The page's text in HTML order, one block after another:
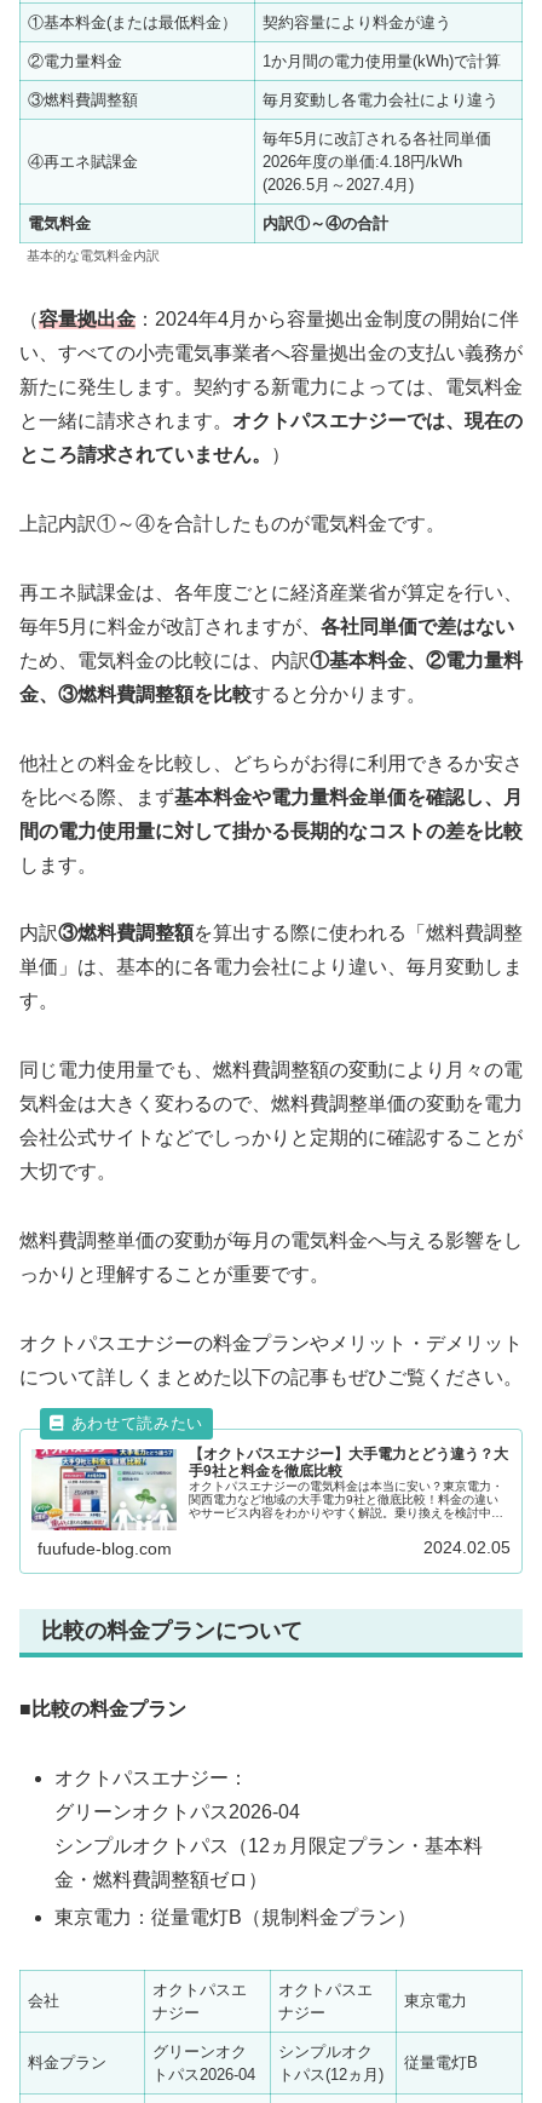
①基本料金(または最低料金） 契約容量により料金が違う
②電力量料金 1か月間の電力使用量(kWh)で計算
③燃料費調整額 毎月変動し各電力会社により違う
④再エネ賦課金
毎年5月に改訂される各社同単価
2026年度の単価:4.18円/kWh
(2026.5月～2027.4月)
電気料金 内訳①～④の合計
基本的な電気料金内訳
（容量拠出金 ：2024年4月から容量拠出金制度の開始に伴
い、すべての小売電気事業者へ容量拠出金の支払い義務が
新たに発生します。契約する新電力によっては、電気料金
と一緒に請求されます。 オクトパスエナジーでは、現在の
ところ請求されていません。
）
上記内訳①～④を合計したものが電気料金です。
再エネ賦課金は、各年度ごとに経済産業省が算定を行い、
毎年5月に料金が改訂されますが、 各社同単価で差はない
ため、電気料金の比較には、内訳①基本料金、②電力量料
金、③燃料費調整額を比較すると分かります。
他社との料金を比較し、どちらがお得に利用できるか安さ
を比べる際、まず基本料金や電力量料金単価を確認し、月
間の電力使用量に対して掛かる長期的なコストの差を比較
します。
内訳③燃料費調整額を算出する際に使われる「燃料費調整
単価」は、基本的に各電力会社により違い、毎月変動しま
す。
同じ電力使用量でも、燃料費調整額の変動により月々の電
気料金は大きく変わるので、燃料費調整単価の変動を電力
会社公式サイトなどでしっかりと定期的に確認することが
大切です。
燃料費調整単価の変動が毎月の電気料金へ与える影響をし
っかりと理解することが重要です。
オクトパスエナジーの料金プランやメリット・デメリット
について詳しくまとめた以下の記事もぜひご覧ください。
【オクトパスエナジー】大手電力とどう違う？大
手9社と料金を徹底比較
オクトパスエナジーの電気料金は本当に安い？東京電力・
関西電力など地域の大手電力9社と徹底比較！料金の違い
やサービス内容をわかりやすく解説。乗り換えを検討中の
fuufude-blog.com 2024.02.05
比較の料金プランについて
■比較の料金プラン
オクトパスエナジー：
グリーンオクトパス2026-04
シンプルオクトパス（12ヵ月限定プラン・基本料
金・燃料費調整額ゼロ）
東京電力：従量電灯B（規制料金プラン）
会社
オクトパスエ
ナジー
オクトパスエ
ナジー
東京電力
料金プラン
グリーンオク
トパス2026-04
シンプルオク
トパス(12ヵ月)
従量電灯B